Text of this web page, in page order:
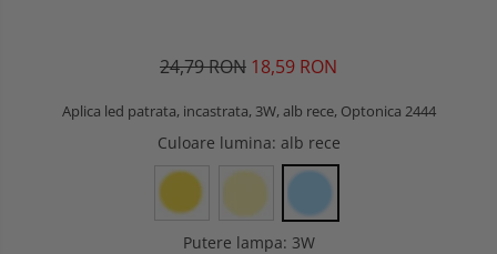
24,79 RON 18,59 RON
Aplica led patrata, incastrata, 3W, alb rece, Optonica 2444
Culoare lumina: alb rece
Putere lampa: 3W